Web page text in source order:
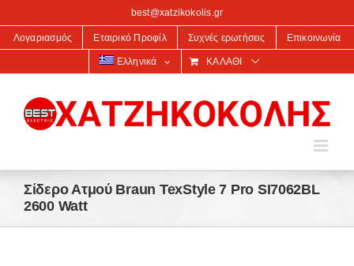
best@xatzikokolis.gr
Λογαριασμός Εταιρικό Προφίλ Συχνές ερωτήσεις Επικοινωνία
Ελληνικά ΚΑΛΆΘΙ
Σίδερο Ατμού Braun TexStyle 7 Pro SI7062BL
2600 Watt